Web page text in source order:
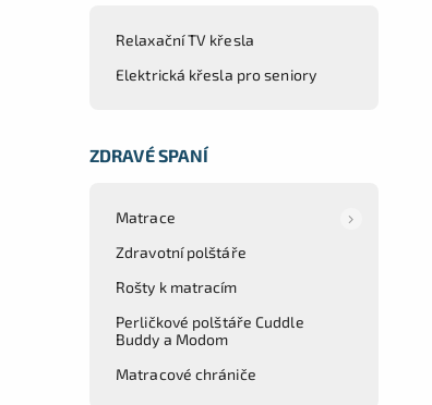
Relaxační TV křesla
Elektrická křesla pro seniory
ZDRAVÉ SPANÍ
Matrace
Zdravotní polštáře
Rošty k matracím
Perličkové polštáře Cuddle
Buddy a Modom
Matracové chrániče